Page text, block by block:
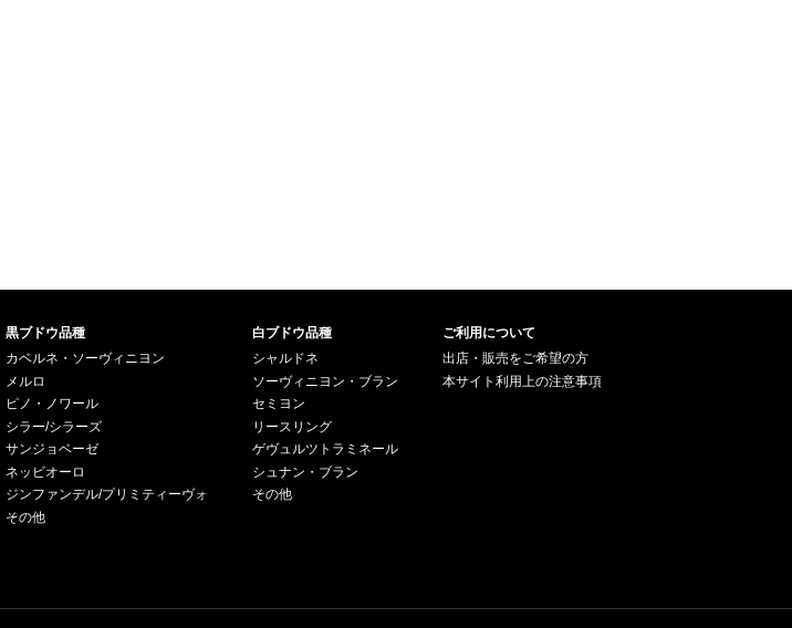
黒ブドウ品種
カベルネ・ソーヴィニヨン
メルロ
ピノ・ノワール
シラー/シラーズ
サンジョベーゼ
ネッビオーロ
ジンファンデル/プリミティーヴォ
その他
白ブドウ品種
シャルドネ
ソーヴィニヨン・ブラン
セミヨン
リースリング
ゲヴュルツトラミネール
シュナン・ブラン
その他
ご利用について
出店・販売をご希望の方
本サイト利用上の注意事項